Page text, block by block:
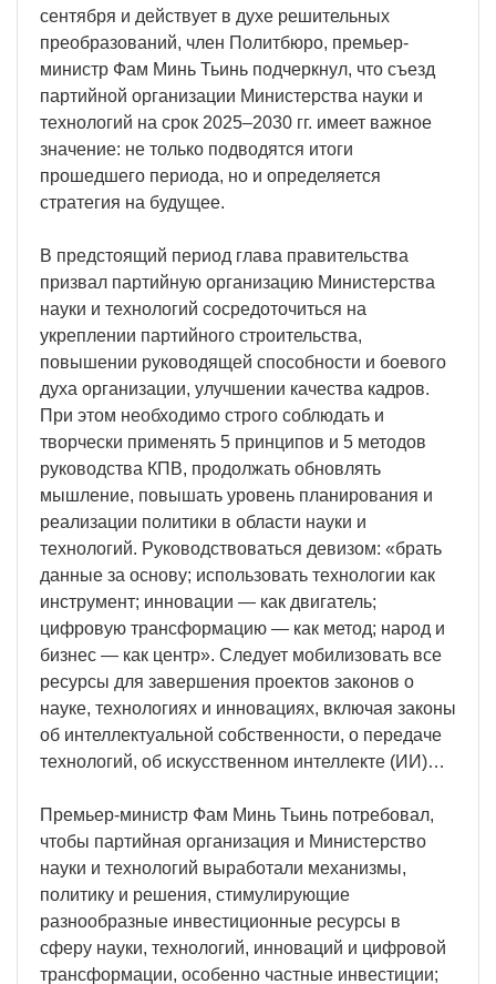
сентября и действует в духе решительных
преобразований, член Политбюро, премьер-
министр Фам Минь Тьинь подчеркнул, что съезд
партийной организации Министерства науки и
технологий на срок 2025–2030 гг. имеет важное
значение: не только подводятся итоги
прошедшего периода, но и определяется
стратегия на будущее.
В предстоящий период глава правительства
призвал партийную организацию Министерства
науки и технологий сосредоточиться на
укреплении партийного строительства,
повышении руководящей способности и боевого
духа организации, улучшении качества кадров.
При этом необходимо строго соблюдать и
творчески применять 5 принципов и 5 методов
руководства КПВ, продолжать обновлять
мышление, повышать уровень планирования и
реализации политики в области науки и
технологий. Руководствоваться девизом: «брать
данные за основу; использовать технологии как
инструмент; инновации — как двигатель;
цифровую трансформацию — как метод; народ и
бизнес — как центр». Следует мобилизовать все
ресурсы для завершения проектов законов о
науке, технологиях и инновациях, включая законы
об интеллектуальной собственности, о передаче
технологий, об искусственном интеллекте (ИИ)…
Премьер-министр Фам Минь Тьинь потребовал,
чтобы партийная организация и Министерство
науки и технологий выработали механизмы,
политику и решения, стимулирующие
разнообразные инвестиционные ресурсы в
сферу науки, технологий, инноваций и цифровой
трансформации, особенно частные инвестиции;